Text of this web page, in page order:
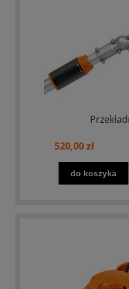
520,00 zł
do koszyka